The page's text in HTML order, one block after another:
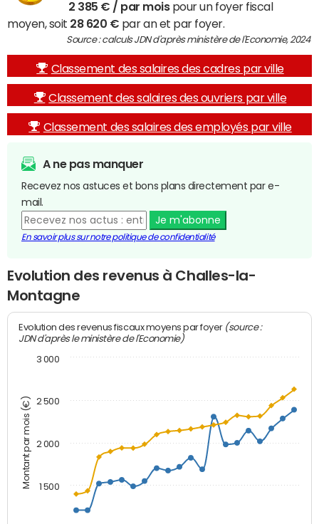
2 385 € / par moispour un foyer fiscal
moyen, soit 28 620 € par an et par foyer.
Source : calculs JDN d'après ministère de l'Economie, 2024
Classement des salaires des cadres par ville
Classement des salaires des ouvriers par ville
Classement des salaires des employés par ville
A ne pas manquer
Recevez nos astuces et bons plans directement par e-
mail.
Je m'abonne
En savoir plus sur notre politique de confidentialité
Evolution des revenus à Challes-la-
Montagne
Montant par mois (€)
Evolution des revenus fiscaux moyens par foyer (source :
JDN d'après le ministère de l'Economie)
1 500
2 000
2 500
3 000